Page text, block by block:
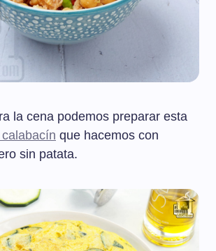
la cena podemos preparar esta
que hacemos con
sin patata.